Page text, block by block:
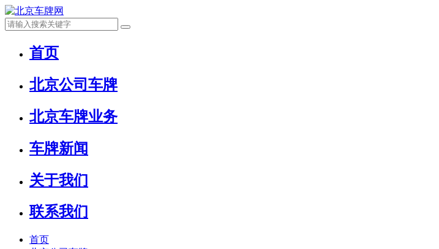
首页
北京公司车牌
北京车牌业务
车牌新闻
关于我们
联系我们
首页